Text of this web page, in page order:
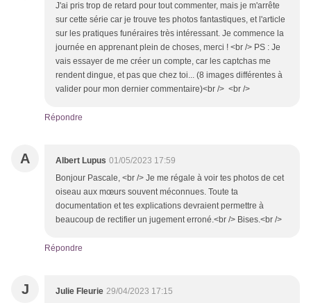
J'ai pris trop de retard pour tout commenter, mais je m'arrête
sur cette série car je trouve tes photos fantastiques, et l'article
sur les pratiques funéraires très intéressant. Je commence la
journée en apprenant plein de choses, merci ! <br /> PS : Je
vais essayer de me créer un compte, car les captchas me
rendent dingue, et pas que chez toi... (8 images différentes à
valider pour mon dernier commentaire)<br /> <br />
Répondre
A Albert Lupus 01/05/2023 17:59
Bonjour Pascale, <br /> Je me régale à voir tes photos de cet
oiseau aux mœurs souvent méconnues. Toute ta
documentation et tes explications devraient permettre à
beaucoup de rectifier un jugement erroné.<br /> Bises.<br />
Répondre
J Julie Fleurie 29/04/2023 17:15